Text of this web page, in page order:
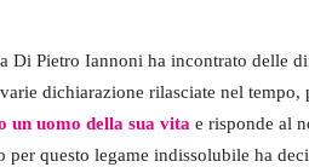
Di Pietro Iannoni ha incontrato delle
dichiarazione rilasciate nel
un uomo della sua vita e risponde al
per questo legame indissolubile ha